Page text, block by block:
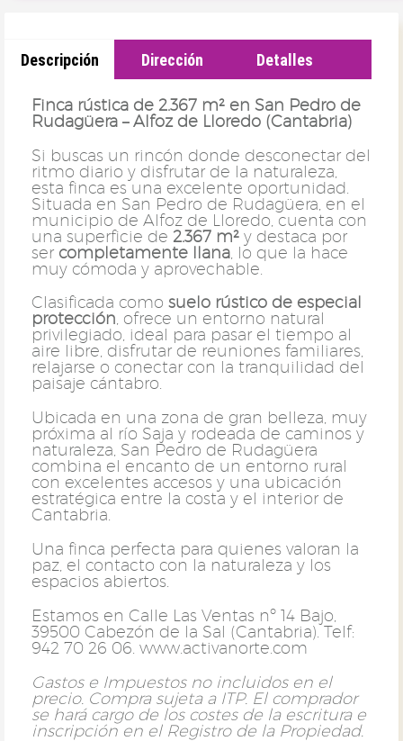
Descripción Dirección Detalles
Finca rústica de 2.367 m² en San Pedro de
Rudagüera – Alfoz de Lloredo (Cantabria)
Si buscas un rincón donde desconectar del
ritmo diario y disfrutar de la naturaleza,
esta finca es una excelente oportunidad.
Situada en San Pedro de Rudagüera, en el
municipio de Alfoz de Lloredo, cuenta con
una superficie de 2.367 m² y destaca por
ser completamente llana , lo que la hace
muy cómoda y aprovechable.
Clasificada como suelo rústico de especial
protección, ofrece un entorno natural
privilegiado, ideal para pasar el tiempo al
aire libre, disfrutar de reuniones familiares,
relajarse o conectar con la tranquilidad del
paisaje cántabro.
Ubicada en una zona de gran belleza, muy
próxima al río Saja y rodeada de caminos y
naturaleza, San Pedro de Rudagüera
combina el encanto de un entorno rural
con excelentes accesos y una ubicación
estratégica entre la costa y el interior de
Cantabria.
Una finca perfecta para quienes valoran la
paz, el contacto con la naturaleza y los
espacios abiertos.
Estamos en Calle Las Ventas nº 14 Bajo,
39500 Cabezón de la Sal (Cantabria). Telf:
942 70 26 06. www.activanorte.com
Gastos e Impuestos no incluidos en el
precio. Compra sujeta a ITP. El comprador
se hará cargo de los costes de la escritura e
inscripción en el Registro de la Propiedad.